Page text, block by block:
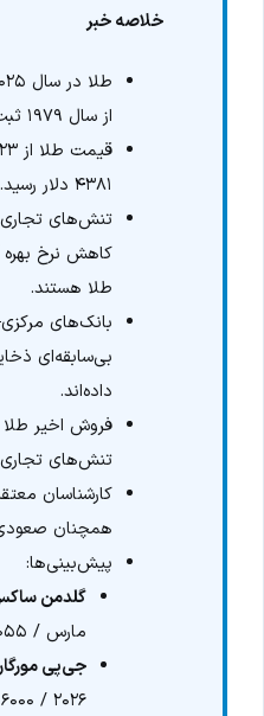
خلاصه خبر
از سال ۱۹۷۹ ثبت کرده است.
۴۳۸۱ دلار رسید.
تنش‌های
کاهش نرخ
طلا هستند.
بانک‌های
بی‌سابقه‌ای
داده‌اند.
فروش اخیر
تنش‌های تجاری
کارشناسان
همچنان
پیش‌بینی‌ها:
گلدمن
مارس / ۵۰۵۵ دلار در ۲۰۲۶
جی‌پی
۲۰۲۶ / ۶۰۰۰ دلار در ۲۰۲۸